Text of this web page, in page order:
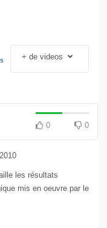
industriel
+ de videos
0 0
les résultats
mis en oeuvre par le